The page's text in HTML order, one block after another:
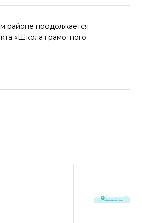
районе продолжается
«Школа грамотного